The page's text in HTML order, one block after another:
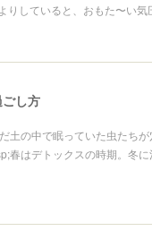
りしていると、おもた〜い
し方
土の中で眠っていた虫たち
春はデトックスの時期。冬